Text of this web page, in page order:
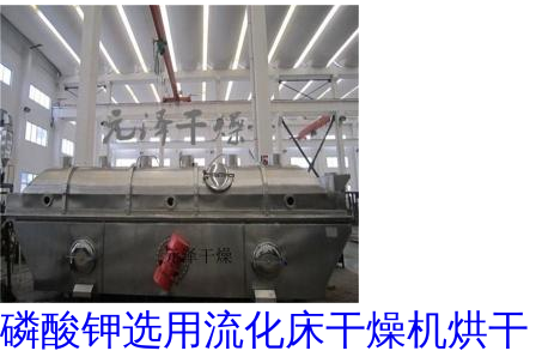
磷酸钾选用流化床干燥机烘干